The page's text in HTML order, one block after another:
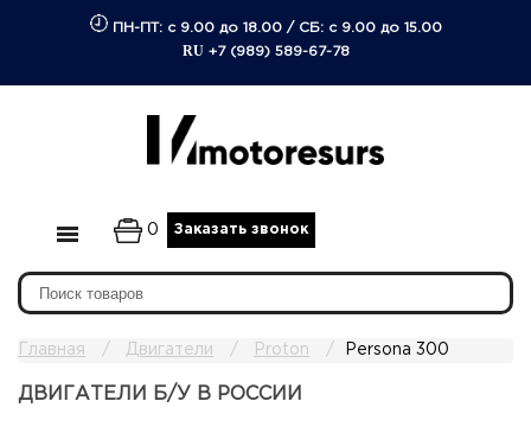
ПН-ПТ: с 9.00 до 18.00/ СБ: с 9.00 до 15.00
RU +7 (989) 589-67-78
0 Заказать звонок
Главная Двигатели Proton Persona 300
ДВИГАТЕЛИ Б/У В РОССИИ